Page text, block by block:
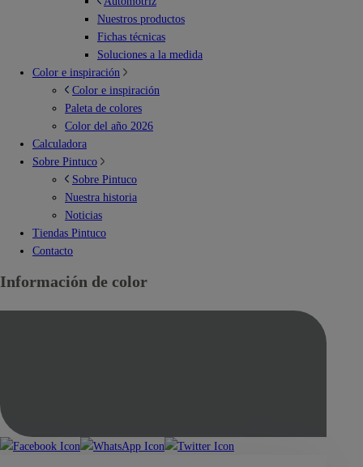
Nuestros productos
Fichas técnicas
Soluciones a la medida
Color e inspiración
Color e inspiración
Paleta de colores
Color del año 2026
Calculadora
Sobre Pintuco
Sobre Pintuco
Nuestra historia
Noticias
Tiendas Pintuco
Contacto
Información de color